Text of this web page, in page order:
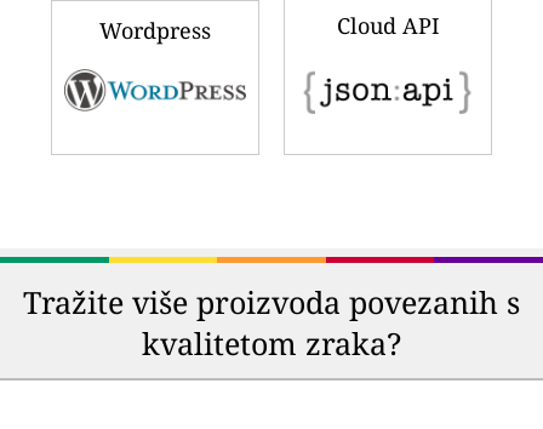
Wordpress Cloud API
Tražite više proizvoda povezanih s
kvalitetom zraka?